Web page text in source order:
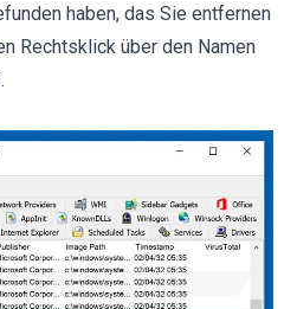
haben, das Sie entfernen
Rechtsklick über den Namen